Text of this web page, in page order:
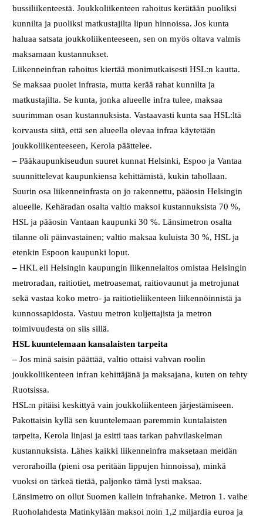
bussiliikenteestä. Joukkoliikenteen rahoitus kerätään puoliksi
kunnilta ja puoliksi matkustajilta lipun hinnoissa. Jos kunta
haluaa satsata joukkoliikenteeseen, sen on myös oltava valmis
maksamaan kustannukset.
Liikenneinfran rahoitus kiertää monimutkaisesti HSL:n kautta.
Se maksaa puolet infrasta, mutta kerää rahat kunnilta ja
matkustajilta. Se kunta, jonka alueelle infra tulee, maksaa
suurimman osan kustannuksista. Vastaavasti kunta saa HSL:ltä
korvausta siitä, että sen alueella olevaa infraa käytetään
joukkoliikenteeseen, Kerola päättelee.
–Pääkaupunkiseudun suuret kunnat Helsinki, Espoo ja Vantaa
suunnittelevat kaupunkiensa kehittämistä, kukin tahollaan.
Suurin osa liikenneinfrasta on jo rakennettu, pääosin Helsingin
alueelle. Kehäradan osalta valtio maksoi kustannuksista 70 %,
HSL ja pääosin Vantaan kaupunki 30 %. Länsimetron osalta
tilanne oli päinvastainen; valtio maksaa kuluista 30 %, HSL ja
etenkin Espoon kaupunki loput.
–HKL eli Helsingin kaupungin liikennelaitos omistaa Helsingin
metroradan, raitiotiet, metroasemat, raitiovaunut ja metrojunat
sekä vastaa koko metro- ja raitiotieliikenteen liikennöinnistä ja
kunnossapidosta. Vastuu metron kuljettajista ja metron
toimivuudesta on siis sillä.
HSL kuuntelemaan kansalaisten tarpeita
–Jos minä saisin päättää, valtio ottaisi vahvan roolin
joukkoliikenteen infran kehittäjänä ja maksajana, kuten on tehty
Ruotsissa.
HSL:n pitäisi keskittyä vain joukkoliikenteen järjestämiseen.
Pakottaisin kyllä sen kuuntelemaan paremmin kuntalaisten
tarpeita, Kerola linjasi ja esitti taas tarkan pahvilaskelman
kustannuksista. Lähes kaikki liikenneinfra maksetaan meidän
verorahoilla (pieni osa peritään lippujen hinnoissa), minkä
vuoksi on tärkeä tietää, paljonko tämä lysti maksaa.
Länsimetro on ollut Suomen kallein infrahanke. Metron 1. vaihe
Ruoholahdesta Matinkylään maksoi noin 1,2 miljardia euroa ja